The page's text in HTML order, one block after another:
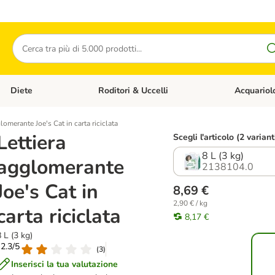
Cerca
Apri Menù Categoria: Cani
Diete Apri Menù Categoria: Diete
Roditori & Uccelli Apri Menù
Joe's Cat in carta riciclata
Cat in
riciclata
L (3 kg)
5
(3)
Inserisci la tua valutazione
Scegli l'articolo (2
8 L (3 kg)
2138104.0
8,69 €
2,90 € / kg
8,17 €